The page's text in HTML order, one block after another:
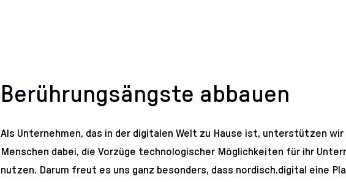
Berührungsängste abbauen
Als Unternehmen, das in der digitalen Welt zu Hause ist, unterstützen
Menschen dabei, die Vorzüge technologischer Möglichkeiten für ihr
nutzen. Darum freut es uns ganz besonders, dass nordisch.digital eine